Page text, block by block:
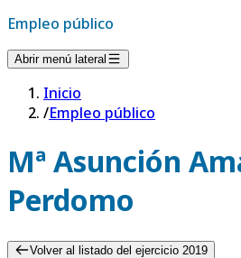
Empleo público
Abrir menú lateral
Inicio
/Empleo público
Mª Asunción
Perdomo
Volver al listado del ejercicio 2019